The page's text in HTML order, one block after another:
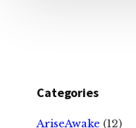
Categories
AriseAwake (12)